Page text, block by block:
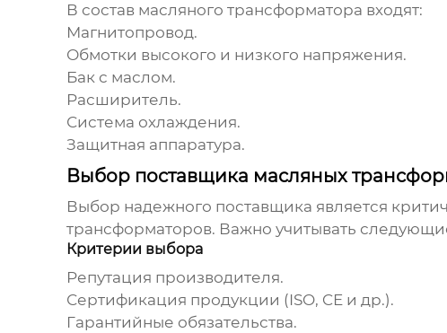
В состав масляного трансформатора входят:
Магнитопровод.
Обмотки высокого и низкого напряжения.
Бак с маслом.
Расширитель.
Система охлаждения.
Защитная аппаратура.
Выбор поставщика масляных
Выбор надежного поставщика является
трансформаторов. Важно учитывать
Критерии выбора
Репутация производителя.
Сертификация продукции (ISO, CE и др.).
Гарантийные обязательства.